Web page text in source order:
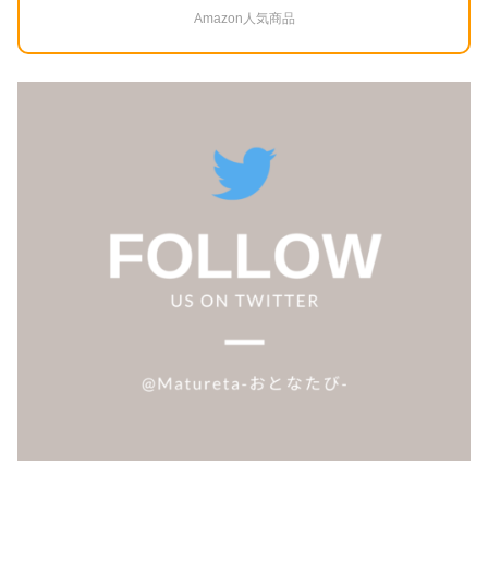
Amazon人気商品